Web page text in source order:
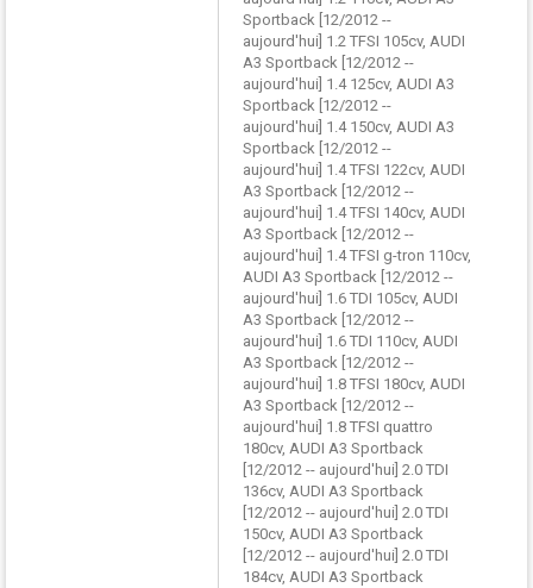
Sportback [12/2012 --
aujourd'hui] 1.2 TFSI 105cv, AUDI
A3 Sportback [12/2012 --
aujourd'hui] 1.4 125cv, AUDI A3
Sportback [12/2012 --
aujourd'hui] 1.4 150cv, AUDI A3
Sportback [12/2012 --
aujourd'hui] 1.4 TFSI 122cv, AUDI
A3 Sportback [12/2012 --
aujourd'hui] 1.4 TFSI 140cv, AUDI
A3 Sportback [12/2012 --
aujourd'hui] 1.4 TFSI g-tron 110cv,
AUDI A3 Sportback [12/2012 --
aujourd'hui] 1.6 TDI 105cv, AUDI
A3 Sportback [12/2012 --
aujourd'hui] 1.6 TDI 110cv, AUDI
A3 Sportback [12/2012 --
aujourd'hui] 1.8 TFSI 180cv, AUDI
A3 Sportback [12/2012 --
aujourd'hui] 1.8 TFSI quattro
180cv, AUDI A3 Sportback
[12/2012 -- aujourd'hui] 2.0 TDI
136cv, AUDI A3 Sportback
[12/2012 -- aujourd'hui] 2.0 TDI
150cv, AUDI A3 Sportback
[12/2012 -- aujourd'hui] 2.0 TDI
184cv, AUDI A3 Sportback